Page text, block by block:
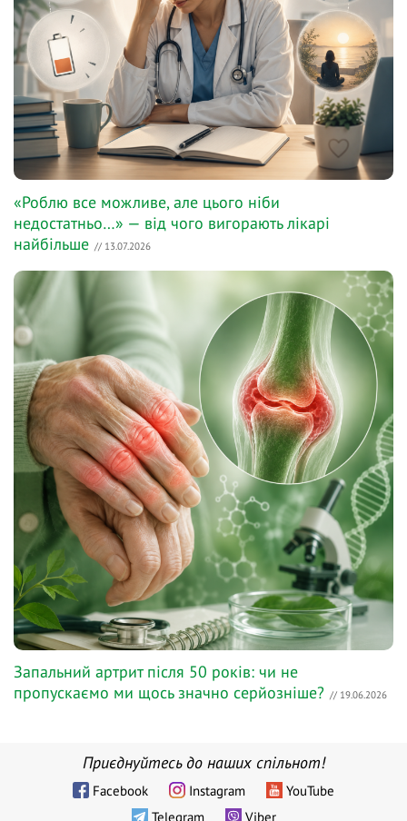
«Роблю все можливе, але цього ніби
недостатньо…» — від чого вигорають лікарі
найбільше // 13.07.2026
Запальний артрит після 50 років: чи не
пропускаємо ми щось значно серйозніше? // 19.06.2026
Приєднуйтесь до наших спільнот!
Facebook Instagram
YouTube
Telegram
Viber